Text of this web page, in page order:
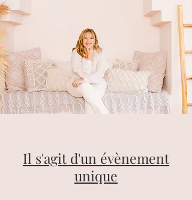
Il s'agit d'un évènement
unique